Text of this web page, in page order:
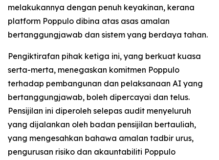
melakukannya dengan penuh keyakinan, kerana
platform Poppulo dibina atas asas amalan
bertanggungjawab dan sistem yang berdaya tahan.
Pengiktirafan pihak ketiga ini, yang berkuat kuasa
serta-merta, menegaskan komitmen Poppulo
terhadap pembangunan dan pelaksanaan AI yang
bertanggungjawab, boleh dipercayai dan telus.
Pensijilan ini diperoleh selepas audit menyeluruh
yang dijalankan oleh badan pensijilan bertauliah,
yang mengesahkan bahawa amalan tadbir urus,
pengurusan risiko dan akauntabiliti Poppulo